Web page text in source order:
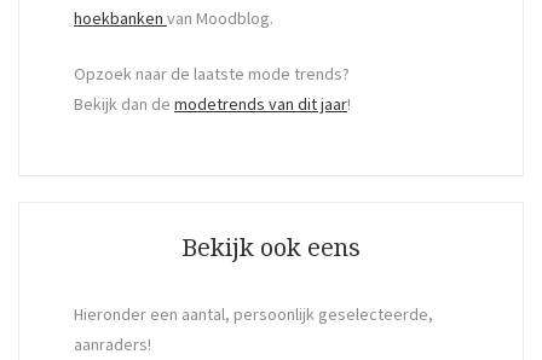
hoekbanken van Moodblog.
Opzoek naar de laatste mode trends?
Bekijk dan de modetrends van dit jaar!
Bekijk ook eens
Hieronder een aantal, persoonlijk geselecteerde,
aanraders!